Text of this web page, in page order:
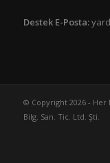
Destek E-Posta:
© Copyright 2026 - Her
Bilg. San. Tic. Ltd. Şti.